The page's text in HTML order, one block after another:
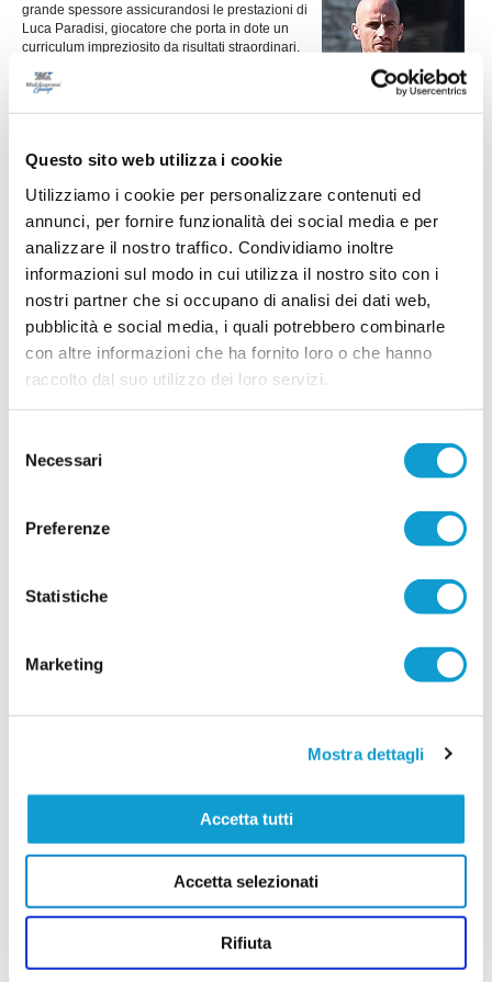
Questo sito web utilizza i cookie
Utilizziamo i cookie per personalizzare contenuti ed
annunci, per fornire funzionalità dei social media e per
analizzare il nostro traffico. Condividiamo inoltre
informazioni sul modo in cui utilizza il nostro sito con i
nostri partner che si occupano di analisi dei dati web,
pubblicità e social media, i quali potrebbero combinarle
con altre informazioni che ha fornito loro o che hanno
raccolto dal suo utilizzo dei loro servizi.
delNecessari
Preferenze
Statistiche
Marketing
Mostra dettagli
Accetta tutti
Accetta selezionati
Rifiuta
grande spessore assicurandosi le prestazioni di
Luca Paradisi, giocatore che porta in dote un
curriculum impreziosito da risultati straordinari.
culmina
LUNANO. Sulla fascia la potenza di Sedrick
Kalombo
Il Lunano Calcio piazza un acquisto di assoluto
prestigio assicurandosi le prestazioni di Sedrick
Kalombo, esterno classe 1995 con un curriculum
di grande spessore tra professionismo e Serie D.
Nel corso della sua carriera Kalombo ...leggi
23/06/2026
Vai all'edizione provinciale